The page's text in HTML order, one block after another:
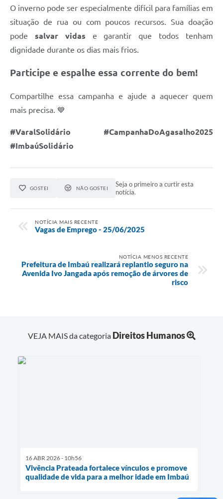
O inverno pode ser especialmente difícil para famílias em
situação de rua ou com poucos recursos. Sua doação
pode salvar vidas e garantir que todos tenham
dignidade durante os dias mais frios.
Participe e espalhe essa corrente do bem!
Compartilhe essa campanha e ajude a aquecer quem
mais precisa. 💙
#VaralSolidário #CampanhaDoAgasalho2025
#ImbaúSolidário
GOSTEI NÃO GOSTEI
Seja o primeiro a curtir esta
notícia.
NOTÍCIA MAIS RECENTE
Vagas de Emprego - 25/06/2025
NOTÍCIA MENOS RECENTE
Prefeitura de Imbaú realizará replantio seguro na
Avenida Ivo Jangada após remoção de árvores de
risco
VEJA MAIS da categoria Direitos Humanos
16 ABR 2026 - 10h56
Vivência Prateada fortalece vínculos e promove
qualidade de vida para a melhor idade em Imbaú